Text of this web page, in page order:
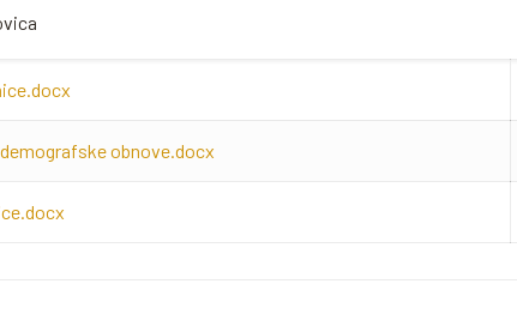
obnove.docx